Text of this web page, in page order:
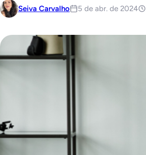
Seiva Carvalho 5 de abr. de 2024